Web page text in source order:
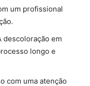
um profissional
descoloração em
longo e
com uma atenção